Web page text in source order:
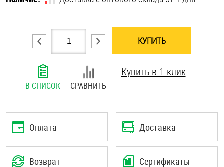
КУПИТЬ
В СПИСОК СРАВНИТЬ
Купить в 1 клик
Оплата Доставка
Возврат Сертификаты